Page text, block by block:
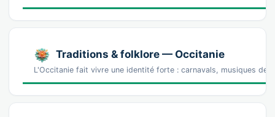
Traditions & folklore — Occitanie
L'Occitanie fait vivre une identité forte : carnavals, musiques de